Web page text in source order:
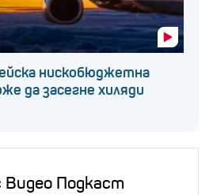
нискобюджетна
да засегне хиляди
Видео Подкаст